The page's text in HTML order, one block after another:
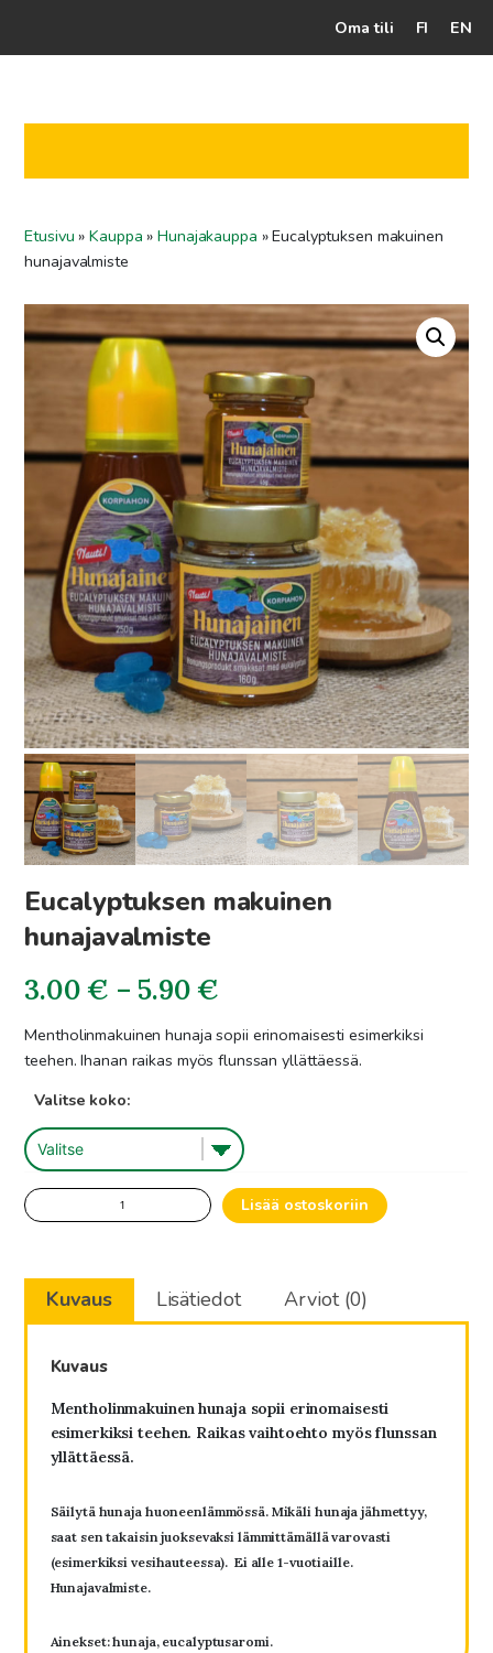
Oma tili FI EN
Jälleenmyyjät
Yhteydenotto
Ohjeet ja vinkit
Etusivu »Kauppa »Hunajakauppa »Eucalyptuksen makuinen
hunajavalmiste
Eucalyptuksen makuinen
hunajavalmiste
3.00€ – 5.90€Hintaluokka:
3.00€
-
5.90€
Mentholinmakuinen hunaja sopii erinomaisesti esimerkiksi
teehen. Ihanan raikas myös flunssan yllättäessä.
Valitse koko:
Eucalyptuksen
makuinen
määrä
Lisää ostoskoriin
Kuvaus Lisätiedot Arviot (0)
Kuvaus
Mentholinmakuinen hunaja sopii erinomaisesti
esimerkiksi teehen. Raikas vaihtoehto myös flunssan
yllättäessä.
Säilytä hunaja huoneenlämmössä. Mikäli hunaja jähmettyy,
saat sen takaisin juoksevaksi lämmittämällä varovasti
(esimerkiksi vesihauteessa). Ei alle 1-vuotiaille.
Hunajavalmiste.
Ainekset: hunaja, eucalyptusaromi.